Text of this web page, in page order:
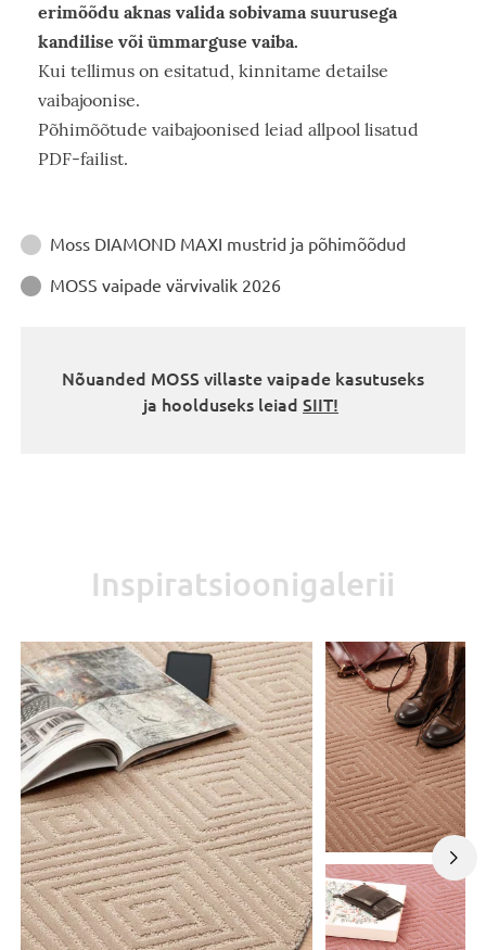
erimõõdu aknas valida sobivama suurusega
kandilise või ümmarguse vaiba.
Kui tellimus on esitatud, kinnitame detailse
vaibajoonise.
Põhimõõtude vaibajoonised leiad allpool lisatud
PDF-failist.
Juhendid
 Moss DIAMOND MAXI mustrid ja põhimõõdud
 MOSS vaipade värvivalik 2026
Nõuanded MOSS villaste vaipade kasutuseks
ja hoolduseks leiad SIIT!
Inspiratsioonigalerii